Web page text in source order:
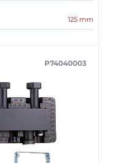
125 mm
P74040003